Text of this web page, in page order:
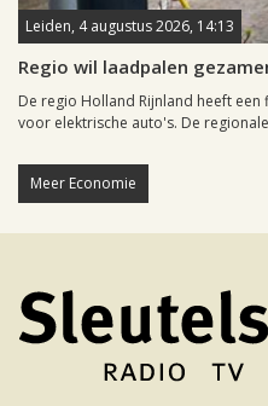
Leiden, 4 augustus 2026, 14:13
Regio wil laadpalen
De regio Holland Rijnland heeft
voor elektrische auto's. De
Meer Economie